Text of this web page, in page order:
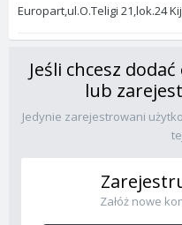
Europart,ul.O.Teligi 21,lok.24
Jeśli chcesz
lub
Jedynie zarejestrowani
Załóż nowe